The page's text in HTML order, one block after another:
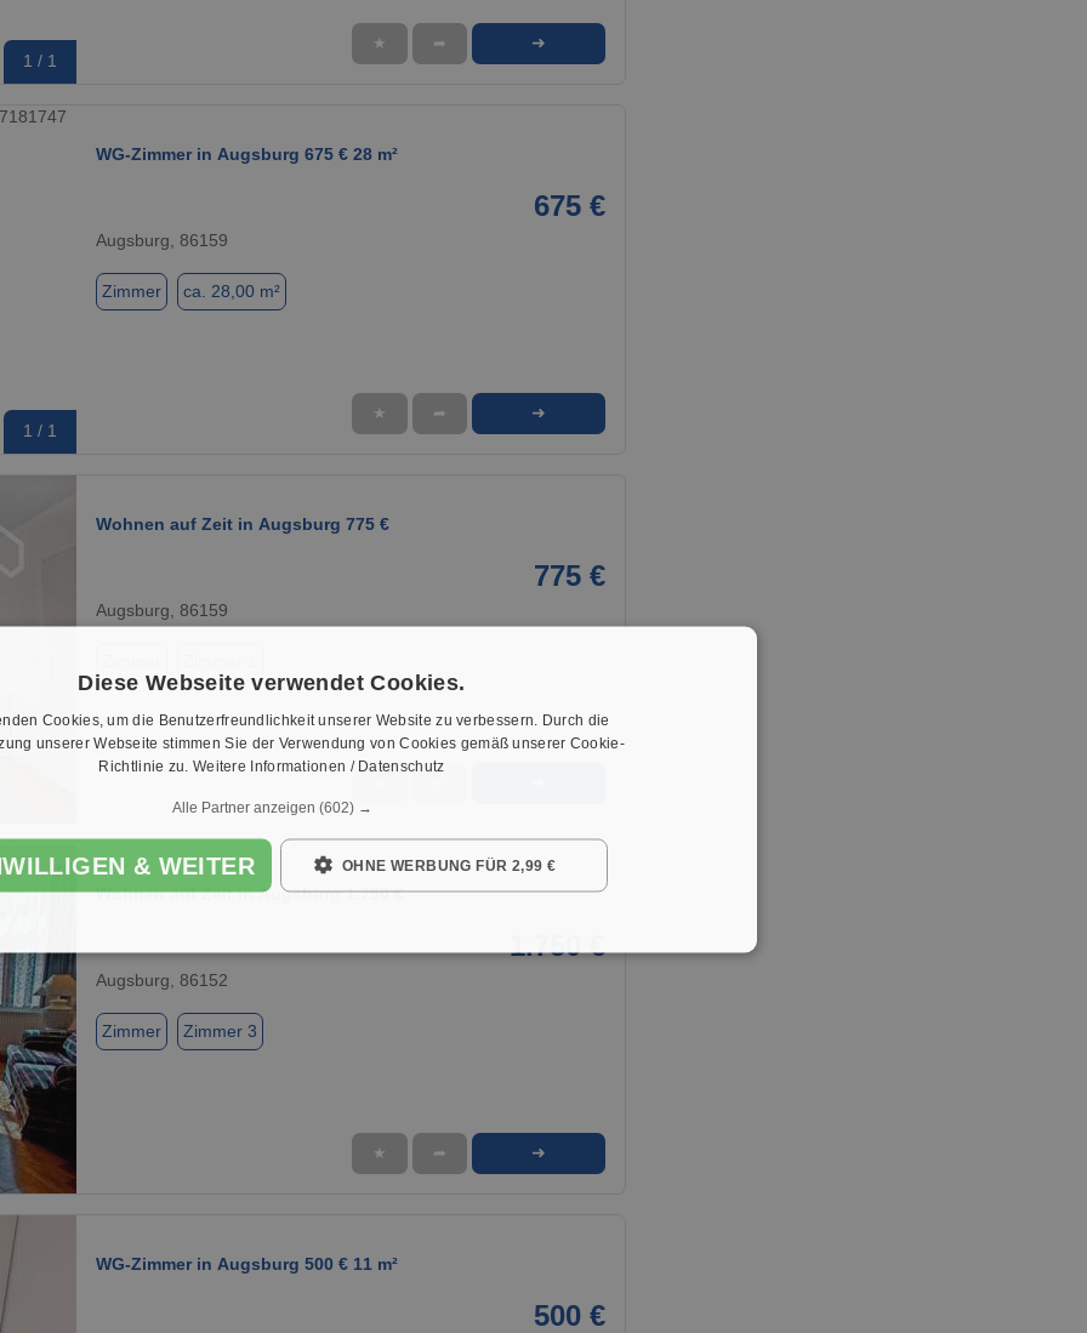
1 / 1
★ ➦ ➜
1 / 1
WG-Zimmer in Augsburg 675 € 28 m²
675 €
Augsburg, 86159
Zimmer ca. 28,00 m²
★ ➦ ➜
Wohnen auf Zeit in Augsburg 775 €
775 €
Augsburg, 86159
1 / 1
Wohnen auf Zeit in Augsburg 1.750 €
1.750 €
Augsburg, 86152
Zimmer Zimmer 3
★ ➦ ➜
WG-Zimmer in Augsburg 500 € 11 m²
500 €
Diese Webseite verwendet Cookies.
Cookies, um die Benutzerfreundlichkeit unserer Website zu verbessern. Durch die
unserer Webseite stimmen Sie der Verwendung von Cookies gemäß unserer Cookie-
Richtlinie zu. Weitere Informationen / Datenschutz
Alle Partner anzeigen (602) →
& WEITER OHNE WERBUNG FÜR 2,99 €